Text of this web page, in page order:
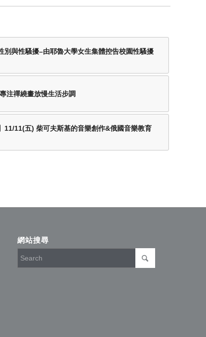
別與性騷擾–由耶魯大學女生集體控告校園性騷擾
注禪繞畫放慢生活步調
11/11(五) 柴可夫斯基的音樂創作&俄國音樂教育
網站搜尋